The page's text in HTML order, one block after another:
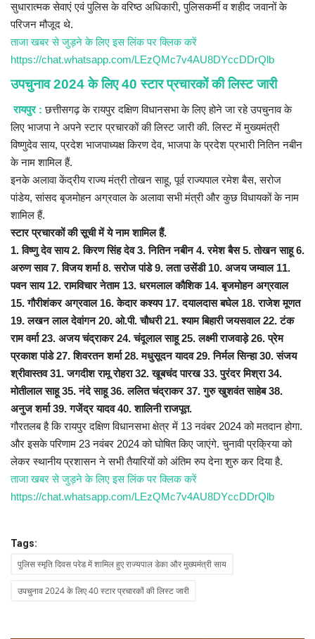
सुधारात्मक सेवाएं एवं पुलिस के वरिष्ठ अधिकारी, पुलिसकर्मी व शहीद जवानों के
परिजन मौजूद थे.
ताजा खबर से जुड़ने के लिए इस लिंक पर क्लिक करें
https://chat.whatsapp.com/LEzQMc7v4AU8DYccDDrQlb
उपचुनाव 2024 के लिए 40 स्टार प्रचारकों की लिस्ट जारी
रायपुर : छत्तीसगढ़ के रायपुर दक्षिण विधानसभा के लिए होने जा रहे उपचुनाव के
लिए भाजपा ने अपने स्टार प्रचारकों की लिस्ट जारी की. लिस्ट में मुख्यमंत्री
विष्णुदेव साय, प्रदेश भाजपाध्यक्ष किरण देव, भाजपा के प्रदेश प्रभारी नितिन नबीन
के नाम शामिल हैं.
इनके अलावा केंद्रीय राज्य मंत्री तोखन साहू, पूर्व राज्यपाल रमेश बैस, सरोज
पांडेय, सांसद बृजमोहन अग्रवाल के अलावा सभी मंत्री और कुछ विधायकों के नाम
शामिल हैं.
स्टार प्रचारकों की सूची में ये नाम शामिल हैं.
1. विष्णु देव साय 2. किरण सिंह देव 3. नितिन नबीन 4. रमेश बैस 5. तोखन साहू 6.
अरुण साव 7. विजय शर्मा 8. सरोज पांडे 9. लता उसेंडी 10. अजय जम्वाल 11.
पवन साय 12. रामविचार नेताम 13. धरमलाल कौशिक 14. बृजमोहन अग्रवाल
15. गौरीशंकर अग्रवाल 16. केदार कश्यप 17. दयालदास बघेल 18. राजेश मूणत
19. लखन लाल देवांगन 20. ओ.पी. चौधरी 21. श्याम बिहारी जयसवाल 22. टंक
राम वर्मा 23. अजय चंद्राकर 24. चंदूलाल साहू 25. लक्ष्मी राजवाड़े 26. प्रेम
प्रकाश पांडे 27. शिवरतन शर्मा 28. मधुसूदन यादव 29. निर्मल सिन्हा 30. संजय
श्रीवास्तव 31. जगदीश रामू रोहरा 32. खूबचंद पारख 33. पुरंदर मिश्रा 34.
मोतीलाल साहू 35. नंदे साहू 36. ललित चंद्राकर 37. गुरु खुशवंत साहेब 38.
अनुज शर्मा 39. गजेंद्र यादव 40. शालिनी राजपूत.
गौरतलब है कि रायपुर दक्षिण विधानसभा क्षेत्र में 13 नवंबर 2024 को मतदान होगा.
और इसके परिणाम 23 नवंबर 2024 को घोषित किए जाएंगे. चुनावी प्रक्रिया को
लेकर स्थानीय प्रशासन ने सभी तैयारियों को अंतिम रुप देना शुरु कर दिया है.
ताजा खबर से जुड़ने के लिए इस लिंक पर क्लिक करें
https://chat.whatsapp.com/LEzQMc7v4AU8DYccDDrQlb
Tags:
पुलिस स्मृति दिवस परेड में शामिल हुए राज्यपाल डेका और मुख्यमंत्री साय
उपचुनाव 2024 के लिए 40 स्टार प्रचारकों की लिस्ट जारी